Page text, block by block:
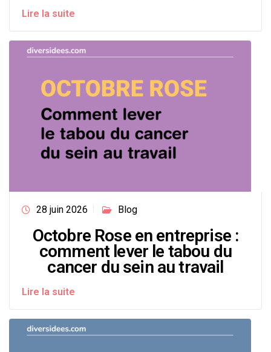
Lire la suite
28 juin 2026 Blog
Octobre Rose en entreprise :
comment lever le tabou du
cancer du sein au travail
Lire la suite